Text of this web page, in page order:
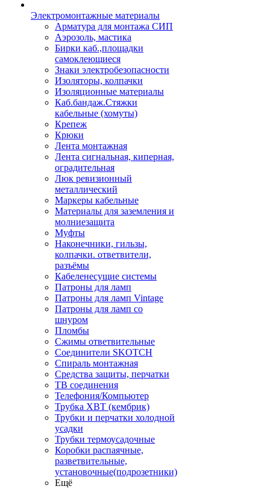
Электромонтажные материалы
Арматура для монтажа СИП
Аэрозоль, мастика
Бирки каб.,площадки
самоклеющиеся
Знаки электробезопасности
Изоляторы, колпачки
Изоляционные материалы
Каб.бандаж.Стяжки
кабельные (хомуты)
Крепеж
Крюки
Лента монтажная
Лента сигнальная, киперная,
оградительная
Люк ревизионный
металлический
Маркеры кабельные
Материалы для заземления и
молниезащита
Муфты
Наконечники, гильзы,
колпачки. ответвители,
разъёмы
Кабеленесущие системы
Патроны для ламп
Патроны для ламп Vintage
Патроны для ламп со
шнуром
Пломбы
Сжимы ответвительные
Соединители SKOTCH
Спираль монтажная
Средства защиты, перчатки
ТВ соединения
Телефония/Компьютер
Трубка ХВТ (кембрик)
Трубки и перчатки холодной
усадки
Трубки термоусадочные
Коробки распаячные,
разветвительные,
установочные(подрозетники)
Ещё